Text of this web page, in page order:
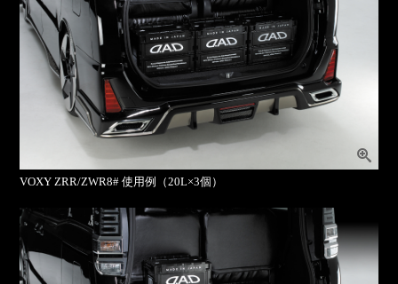
VOXY ZRR/ZWR8# 使用例（20L×3個）